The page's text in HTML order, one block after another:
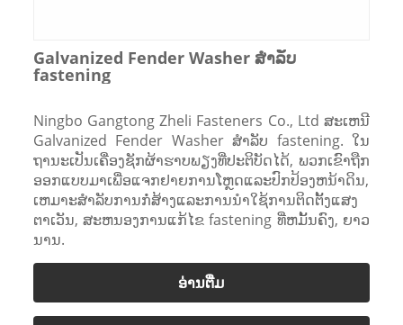
Galvanized Fender Washer ສໍາລັບ
fastening
Ningbo Gangtong Zheli Fasteners Co., Ltd ສະເຫນີ
Galvanized Fender Washer ສໍາລັບ fastening. ໃນ
ຖານະເປັນເຄື່ອງຊັກຜ້າຮາບພຽງທີ່ປະຕິບັດໄດ້, ພວກເຂົາຖືກ
ອອກແບບມາເພື່ອແຈກຢາຍການໂຫຼດແລະປົກປ້ອງຫນ້າດິນ,
ເຫມາະສໍາລັບການກໍ່ສ້າງແລະການນໍາໃຊ້ການຕິດຕັ້ງແສງ
ຕາເວັນ, ສະຫນອງການແກ້ໄຂ fastening ທີ່ຫມັ້ນຄົງ, ຍາວ
ນານ.
ອ່ານ​ຕື່ມ